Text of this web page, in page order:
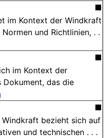
■
im Kontext der Windkraft
und Richtlinien, . .
■
im Kontext der
das die
■
bezieht sich auf
und technischen . . .